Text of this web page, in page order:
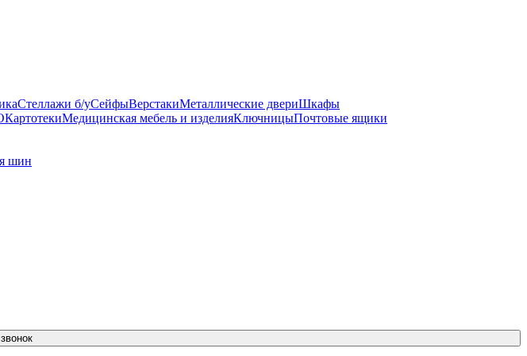
Стеллажи б/уСейфыВерстакиМеталлические двериШкафы
КартотекиМедицинская мебель и изделияКлючницыПочтовые ящики
шин